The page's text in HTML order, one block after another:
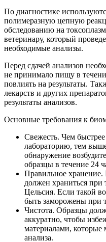
По диагностике
полимеразную цепную
обследованию на
ветеринару, который
необходимые анализы.
Перед сдачей анализов
не принимало пищу в
повлиять на результаты.
лекарств и других
результаты анализов.
Основные требования к
Свежесть. Чем быстрее
лабораторию, тем
обнаружение
образцы в течение 24
Правильное
должен храниться при
Цельсия. Если такой
быть заморожены при
Чистота. Образцы
аккуратно, чтобы
материалами, которые
анализа.